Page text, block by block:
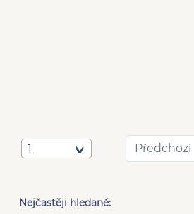
1 Předchozí
Nejčastěji hledané: